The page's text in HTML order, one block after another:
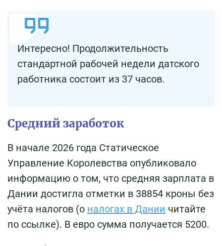
Интересно! Продолжительность
стандартной рабочей недели датского
работника состоит из 37 часов.
Средний заработок
В начале 2026 года Статическое
Управление Королевства опубликовало
информацию о том, что средняя зарплата в
Дании достигла отметки в 38854 кроны без
учёта налогов (о налогах в Дании читайте
по ссылке). В евро сумма получается 5200.